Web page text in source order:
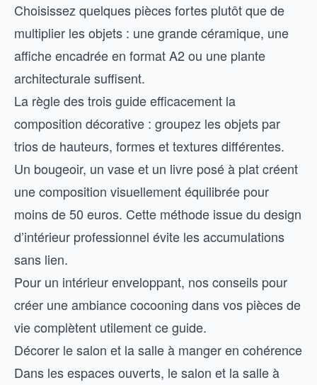
Choisissez quelques pièces fortes plutôt que de
multiplier les objets : une grande céramique, une
affiche encadrée en format A2 ou une plante
architecturale suffisent.
La règle des trois guide efficacement la
composition décorative : groupez les objets par
trios de hauteurs, formes et textures différentes.
Un bougeoir, un vase et un livre posé à plat créent
une composition visuellement équilibrée pour
moins de 50 euros. Cette méthode issue du design
d’intérieur professionnel évite les accumulations
sans lien.
Pour un intérieur enveloppant, nos conseils pour
créer une ambiance cocooning dans vos pièces de
viecomplètent utilement ce guide.
Décorer le salon et la salle à manger en cohérence
Dans les espaces ouverts, le salon et la salle à